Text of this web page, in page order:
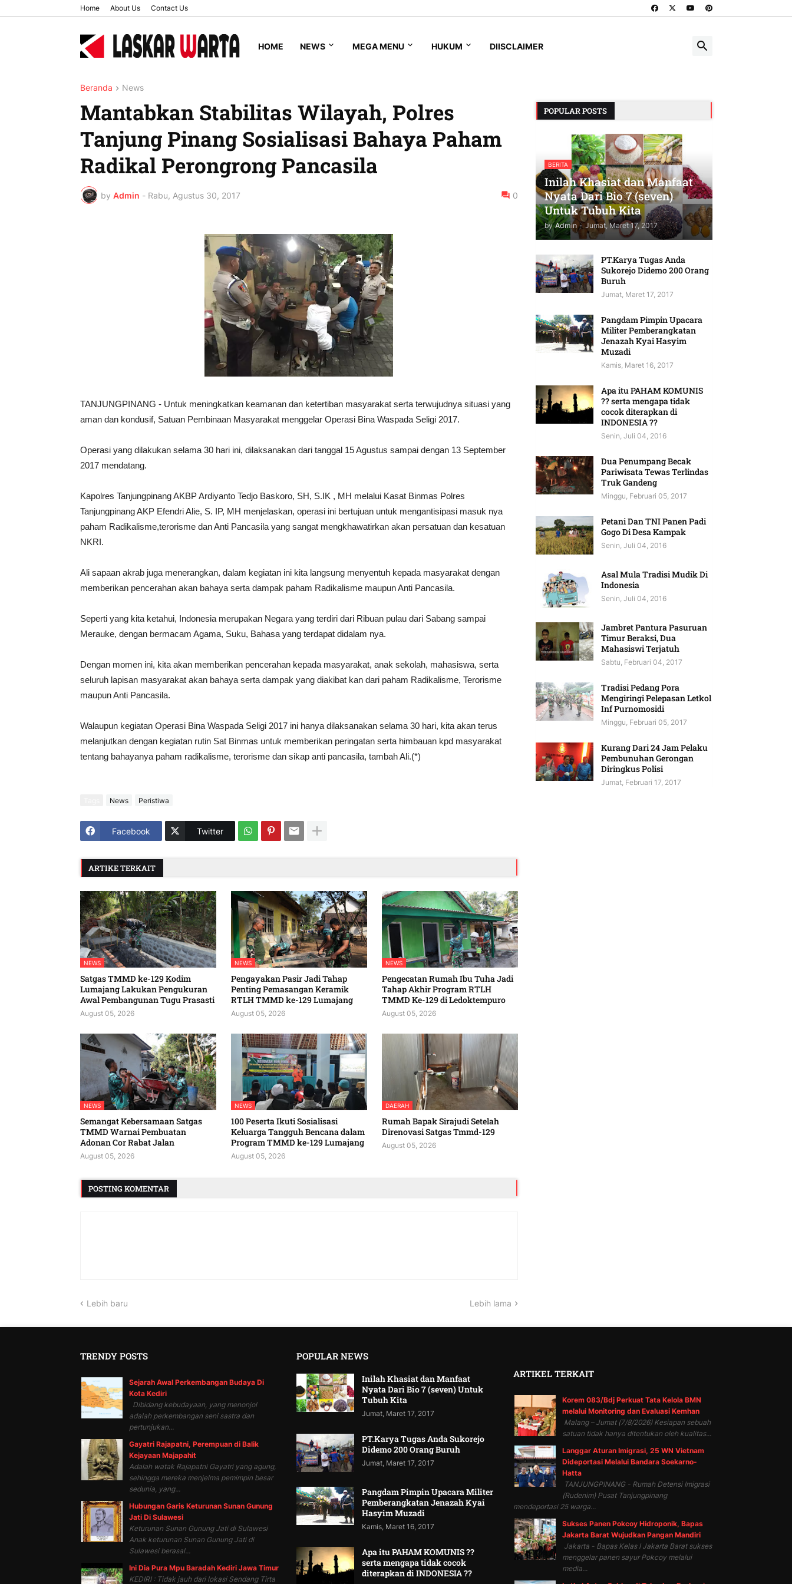
Home About Us Contact Us
HOME NEWS MEGA MENU HUKUM DIISCLAIMER
Beranda News
Mantabkan Stabilitas Wilayah, Polres
Tanjung Pinang Sosialisasi Bahaya Paham
Radikal Perongrong Pancasila
by Admin - Rabu, Agustus 30, 2017 0
TANJUNGPINANG - Untuk meningkatkan keamanan dan ketertiban masyarakat serta terwujudnya situasi yang
aman dan kondusif, Satuan Pembinaan Masyarakat menggelar Operasi Bina Waspada Seligi 2017.
Operasi yang dilakukan selama 30 hari ini, dilaksanakan dari tanggal 15 Agustus sampai dengan 13 September
2017 mendatang.
Kapolres Tanjungpinang AKBP Ardiyanto Tedjo Baskoro, SH, S.IK , MH melalui Kasat Binmas Polres
Tanjungpinang AKP Efendri Alie, S. IP, MH menjelaskan, operasi ini bertujuan untuk mengantisipasi masuk nya
paham Radikalisme,terorisme dan Anti Pancasila yang sangat mengkhawatirkan akan persatuan dan kesatuan
NKRI.
Ali sapaan akrab juga menerangkan, dalam kegiatan ini kita langsung menyentuh kepada masyarakat dengan
memberikan pencerahan akan bahaya serta dampak paham Radikalisme maupun Anti Pancasila.
Seperti yang kita ketahui, Indonesia merupakan Negara yang terdiri dari Ribuan pulau dari Sabang sampai
Merauke, dengan bermacam Agama, Suku, Bahasa yang terdapat didalam nya.
Dengan momen ini, kita akan memberikan pencerahan kepada masyarakat, anak sekolah, mahasiswa, serta
seluruh lapisan masyarakat akan bahaya serta dampak yang diakibat kan dari paham Radikalisme, Terorisme
maupun Anti Pancasila.
Walaupun kegiatan Operasi Bina Waspada Seligi 2017 ini hanya dilaksanakan selama 30 hari, kita akan terus
melanjutkan dengan kegiatan rutin Sat Binmas untuk memberikan peringatan serta himbauan kpd masyarakat
tentang bahayanya paham radikalisme, terorisme dan sikap anti pancasila, tambah Ali.(*)
News Peristiwa
Facebook Twitter
ARTIKE TERKAIT
NEWS
Satgas TMMD ke-129 Kodim
Lumajang Lakukan Pengukuran
Awal Pembangunan Tugu Prasasti
August 05, 2026
NEWS
Pengayakan Pasir Jadi Tahap
Penting Pemasangan Keramik
RTLH TMMD ke-129 Lumajang
August 05, 2026
NEWS
Pengecatan Rumah Ibu Tuha Jadi
Tahap Akhir Program RTLH
TMMD Ke-129 di Ledoktempuro
August 05, 2026
NEWS
Semangat Kebersamaan Satgas
TMMD Warnai Pembuatan
Adonan Cor Rabat Jalan
August 05, 2026
NEWS
100 Peserta Ikuti Sosialisasi
Keluarga Tangguh Bencana dalam
Program TMMD ke-129 Lumajang
August 05, 2026
DAERAH
Rumah Bapak Sirajudi Setelah
Direnovasi Satgas Tmmd-129
August 05, 2026
POSTING KOMENTAR
Lebih baru Lebih lama
POPULAR POSTS
BERITA
Inilah Khasiat dan Manfaat
Nyata Dari Bio 7 (seven)
Untuk Tubuh Kita
by Admin - Jumat, Maret 17, 2017
PT.Karya Tugas Anda
Sukorejo Didemo 200 Orang
Buruh
Jumat, Maret 17, 2017
Pangdam Pimpin Upacara
Militer Pemberangkatan
Jenazah Kyai Hasyim
Muzadi
Kamis, Maret 16, 2017
Apa itu PAHAM KOMUNIS
?? serta mengapa tidak
cocok diterapkan di
INDONESIA ??
Senin, Juli 04, 2016
Dua Penumpang Becak
Pariwisata Tewas Terlindas
Truk Gandeng
Minggu, Februari 05, 2017
Petani Dan TNI Panen Padi
Gogo Di Desa Kampak
Senin, Juli 04, 2016
Asal Mula Tradisi Mudik Di
Indonesia
Senin, Juli 04, 2016
Jambret Pantura Pasuruan
Timur Beraksi, Dua
Mahasiswi Terjatuh
Sabtu, Februari 04, 2017
Tradisi Pedang Pora
Mengiringi Pelepasan Letkol
Inf Purnomosidi
Minggu, Februari 05, 2017
Kurang Dari 24 Jam Pelaku
Pembunuhan Gerongan
Diringkus Polisi
Jumat, Februari 17, 2017
TRENDY POSTS
Sejarah Awal Perkembangan Budaya Di
Kota Kediri
Dibidang kebudayaan, yang menonjol
adalah perkembangan seni sastra dan
pertunjukan...
Gayatri Rajapatni, Perempuan di Balik
Kejayaan Majapahit
Adalah watak Rajapatni Gayatri yang agung,
sehingga mereka menjelma pemimpin besar
sedunia, yang...
Hubungan Garis Keturunan Sunan Gunung
Jati Di Sulawesi
Keturunan Sunan Gunung Jati di Sulawesi
Anak keturunan Sunan Gunung Jati di
Sulawesi berasal...
Ini Dia Pura Mpu Baradah Kediri Jawa Timur
KEDIRI : Tidak jauh dari lokasi Sendang Tirta
POPULAR NEWS
Inilah Khasiat dan Manfaat
Nyata Dari Bio 7 (seven) Untuk
Tubuh Kita
Jumat, Maret 17, 2017
PT.Karya Tugas Anda Sukorejo
Didemo 200 Orang Buruh
Jumat, Maret 17, 2017
Pangdam Pimpin Upacara Militer
Pemberangkatan Jenazah Kyai
Hasyim Muzadi
Kamis, Maret 16, 2017
Apa itu PAHAM KOMUNIS ??
serta mengapa tidak cocok
diterapkan di INDONESIA ??
ARTIKEL TERKAIT
Korem 083/Bdj Perkuat Tata Kelola BMN
melalui Monitoring dan Evaluasi Kemhan
Malang – Jumat (7/8/2026) Kesiapan sebuah
satuan tidak hanya ditentukan oleh kualitas...
Langgar Aturan Imigrasi, 25 WN Vietnam
Dideportasi Melalui Bandara Soekarno-
Hatta
TANJUNGPINANG - Rumah Detensi Imigrasi
(Rudenim) Pusat Tanjungpinang
mendeportasi 25 warga...
Sukses Panen Pokcoy Hidroponik, Bapas
Jakarta Barat Wujudkan Pangan Mandiri
Jakarta - Bapas Kelas I Jakarta Barat sukses
menggelar panen sayur Pokcoy melalui
media...